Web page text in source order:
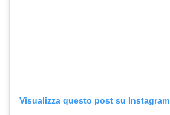
Visualizza questo post su Instagram